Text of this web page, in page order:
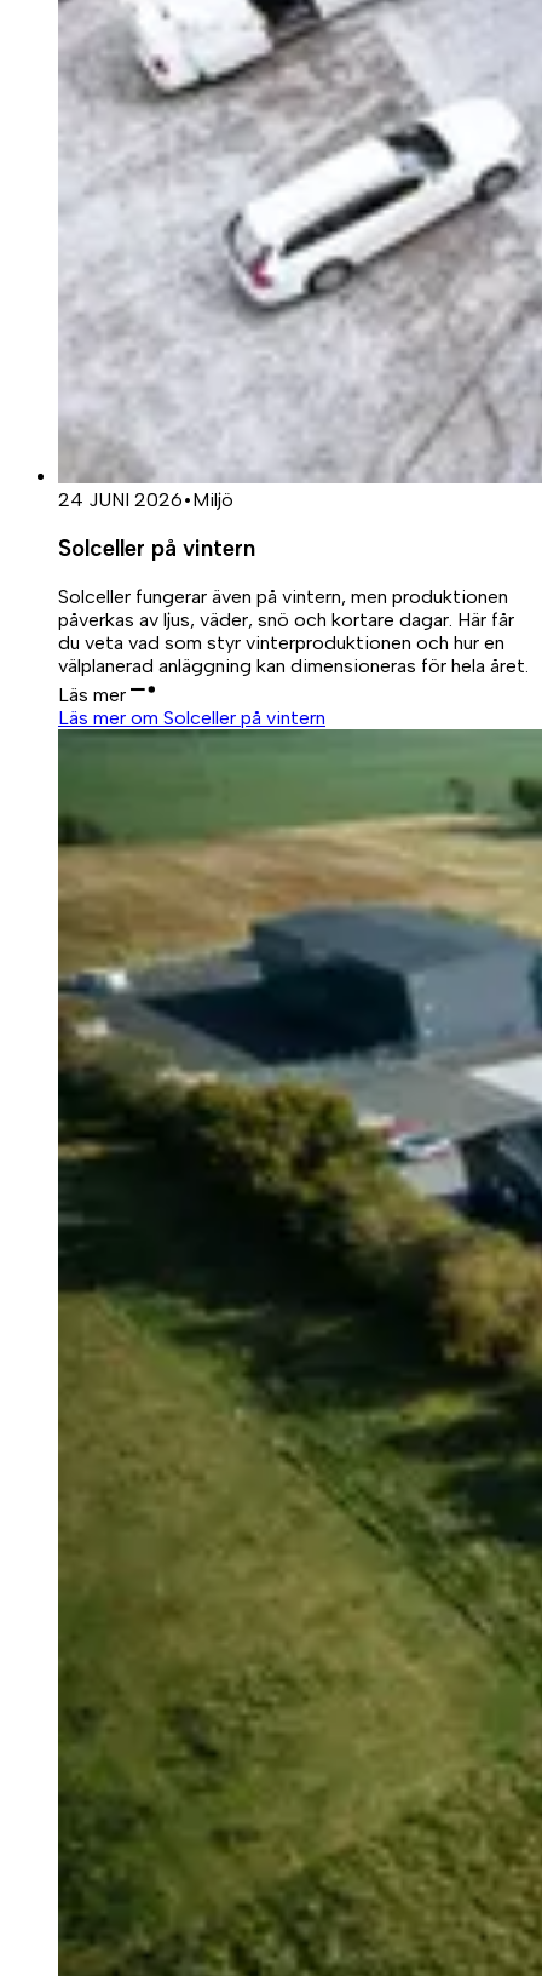
24 JUNI 2026•Miljö
Solceller på vintern
Solceller fungerar även på vintern, men produktionen
påverkas av ljus, väder, snö och kortare dagar. Här får
du veta vad som styr vinterproduktionen och hur en
välplanerad anläggning kan dimensioneras för hela året.
Läs mer
Läs mer om Solceller på vintern